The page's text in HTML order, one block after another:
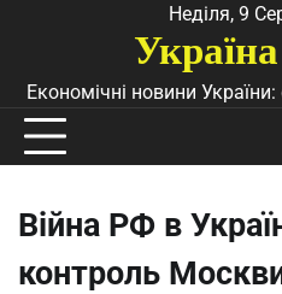
Неділя, 9
Економічні новини України:
Війна РФ в
контроль